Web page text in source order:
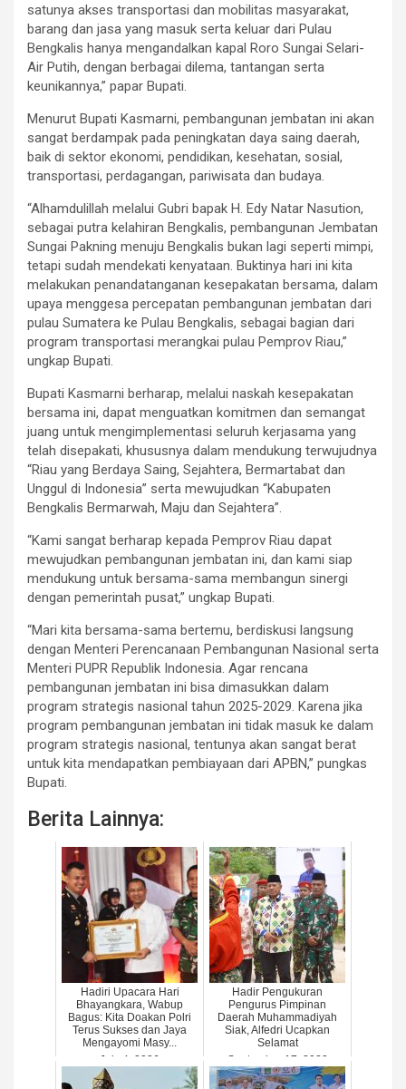
satunya akses transportasi dan mobilitas masyarakat,
barang dan jasa yang masuk serta keluar dari Pulau
Bengkalis hanya mengandalkan kapal Roro Sungai Selari-
Air Putih, dengan berbagai dilema, tantangan serta
keunikannya,” papar Bupati.
Menurut Bupati Kasmarni, pembangunan jembatan ini akan
sangat berdampak pada peningkatan daya saing daerah,
baik di sektor ekonomi, pendidikan, kesehatan, sosial,
transportasi, perdagangan, pariwisata dan budaya.
“Alhamdulillah melalui Gubri bapak H. Edy Natar Nasution,
sebagai putra kelahiran Bengkalis, pembangunan Jembatan
Sungai Pakning menuju Bengkalis bukan lagi seperti mimpi,
tetapi sudah mendekati kenyataan. Buktinya hari ini kita
melakukan penandatanganan kesepakatan bersama, dalam
upaya menggesa percepatan pembangunan jembatan dari
pulau Sumatera ke Pulau Bengkalis, sebagai bagian dari
program transportasi merangkai pulau Pemprov Riau,”
ungkap Bupati.
Bupati Kasmarni berharap, melalui naskah kesepakatan
bersama ini, dapat menguatkan komitmen dan semangat
juang untuk mengimplementasi seluruh kerjasama yang
telah disepakati, khususnya dalam mendukung terwujudnya
“Riau yang Berdaya Saing, Sejahtera, Bermartabat dan
Unggul di Indonesia” serta mewujudkan “Kabupaten
Bengkalis Bermarwah, Maju dan Sejahtera”.
“Kami sangat berharap kepada Pemprov Riau dapat
mewujudkan pembangunan jembatan ini, dan kami siap
mendukung untuk bersama-sama membangun sinergi
dengan pemerintah pusat,” ungkap Bupati.
“Mari kita bersama-sama bertemu, berdiskusi langsung
dengan Menteri Perencanaan Pembangunan Nasional serta
Menteri PUPR Republik Indonesia. Agar rencana
pembangunan jembatan ini bisa dimasukkan dalam
program strategis nasional tahun 2025-2029. Karena jika
program pembangunan jembatan ini tidak masuk ke dalam
program strategis nasional, tentunya akan sangat berat
untuk kita mendapatkan pembiayaan dari APBN,” pungkas
Bupati.
Berita Lainnya:
Hadiri Upacara Hari
Bhayangkara, Wabup
Bagus: Kita Doakan Polri
Terus Sukses dan Jaya
Mengayomi Masy...
July 4, 2026
Hadir Pengukuran
Pengurus Pimpinan
Daerah Muhammadiyah
Siak, Alfedri Ucapkan
Selamat
September 17, 2023